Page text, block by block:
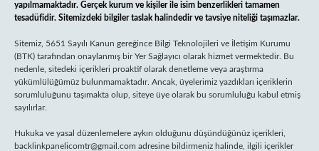
yapılmamaktadır. Gerçek kurum ve kişiler ile isim benzerlikleri tamamen
tesadüfidir. Sitemizdeki bilgiler taslak halindedir ve tavsiye niteliği taşımazlar.
Sitemiz, 5651 Sayılı Kanun gereğince Bilgi Teknolojileri ve İletişim Kurumu
(BTK) tarafından onaylanmış bir Yer Sağlayıcı olarak hizmet vermektedir. Bu
nedenle, sitedeki içerikleri proaktif olarak denetleme veya araştırma
yükümlülüğümüz bulunmamaktadır. Ancak, üyelerimiz yazdıkları içeriklerin
sorumluluğunu taşımakta olup, siteye üye olarak bu sorumluluğu kabul etmiş
sayılırlar.
Hukuka ve yasal düzenlemelere aykırı olduğunu düşündüğünüz içerikleri,
backlinkpanelicomtr@gmail.com adresine bildirmeniz halinde, ilgili içerikler